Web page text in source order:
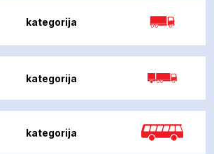
kategorija
kategorija
kategorija